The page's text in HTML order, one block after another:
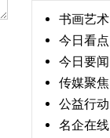
书画艺术
今日看点
今日要闻
传媒聚焦
公益行动
名企在线